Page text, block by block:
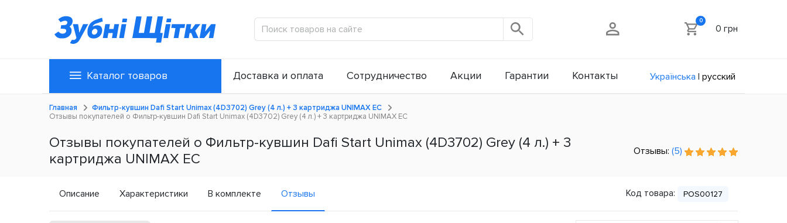
0
0 грн
Каталог товаров Доставка и оплата Сотрудничество Акции Гарантии Контакты Українська | русский
Главная
Фильтр-кувшин Dafi Start Unimax (4D3702) Grey (4 л.) + 3 картриджа UNIMAX ЕС
Отзывы покупателей о Фильтр-кувшин Dafi Start Unimax (4D3702) Grey (4 л.) + 3 картриджа UNIMAX ЕС
Отзывы покупателей о Фильтр-кувшин Dafi Start Unimax (4D3702) Grey (4 л.) + 3
картриджа UNIMAX ЕС
Отзывы: (5)
Описание Характеристики В комплекте Отзывы Код товара: POS00127